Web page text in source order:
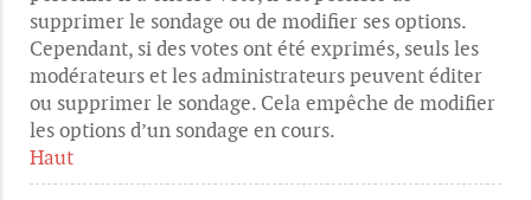
supprimer le sondage ou de modifier ses options.
Cependant, si des votes ont été exprimés, seuls les
modérateurs et les administrateurs peuvent éditer
ou supprimer le sondage. Cela empêche de modifier
les options d’un sondage en cours.
Haut